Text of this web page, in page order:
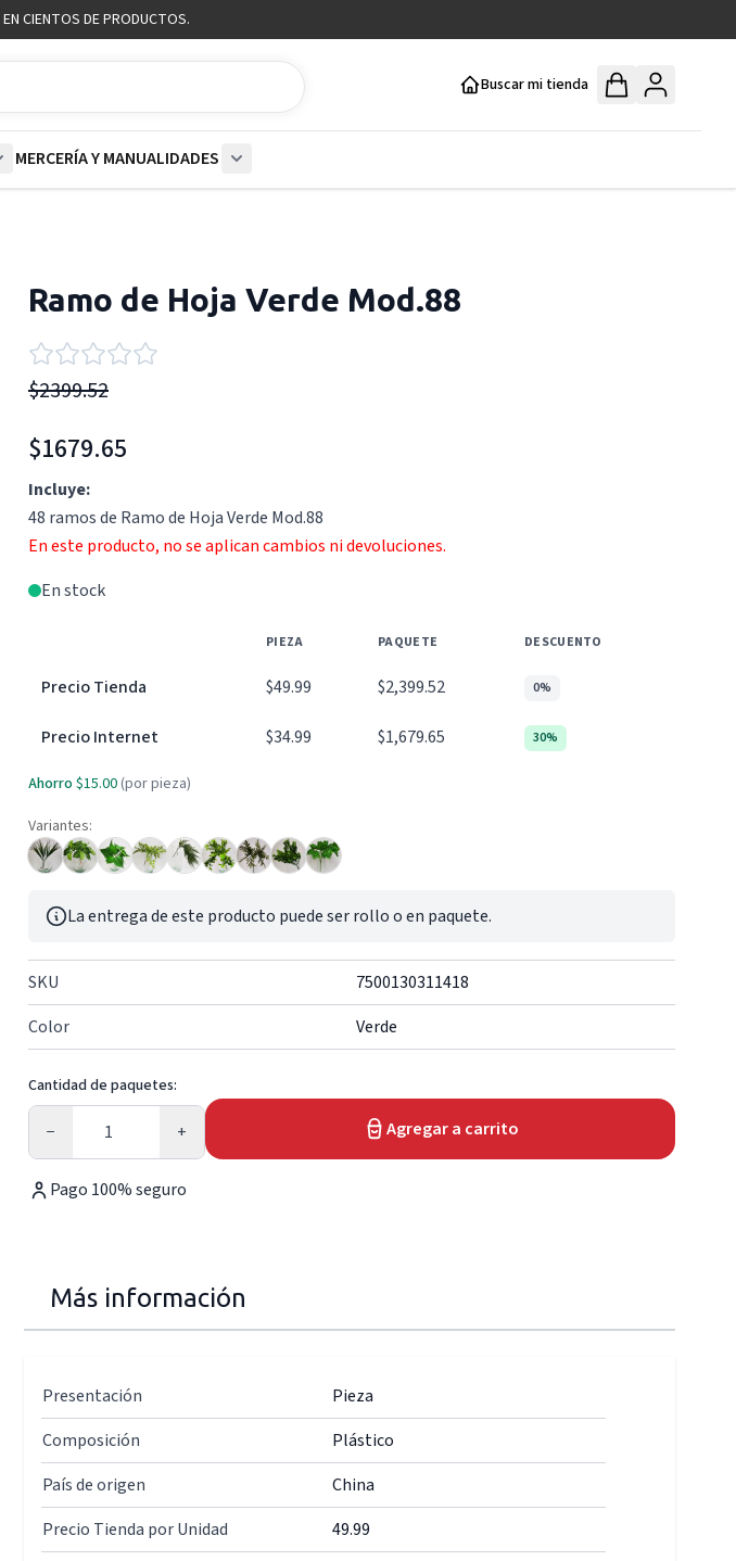
EN CIENTOS DE PRODUCTOS.
Buscar mi tienda
MERCERÍA Y MANUALIDADES
Ramo de Hoja Verde Mod.88
$2399.52
$1679.65
Incluye:
48 ramos de Ramo de Hoja Verde Mod.88
En este producto, no se aplican cambios ni devoluciones.
En stock
PIEZA PAQUETE DESCUENTO
Precio Tienda $49.99 $2,399.52 0%
Precio Internet $34.99 $1,679.65 30%
Ahorro $15.00 (por pieza)
Variantes:
La entrega de este producto puede ser rollo o en paquete.
SKU
7500130311418
Color
Verde
Cantidad de paquetes:
−
Cantidad
+ Agregar a carrito
Pago 100% seguro
Más información
Presentación
Pieza
Composición
Plástico
País de origen
China
Precio Tienda por Unidad
49.99